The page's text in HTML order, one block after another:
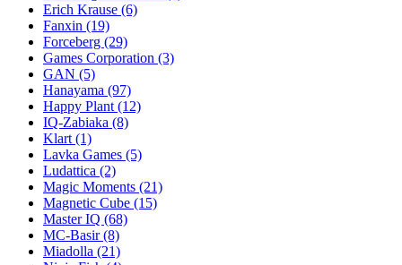
Erich Krause (6)
Fanxin (19)
Forceberg (29)
Games Corporation (3)
GAN (5)
Hanayama (97)
Happy Plant (12)
IQ-Zabiaka (8)
Klart (1)
Lavka Games (5)
Ludattica (2)
Magic Moments (21)
Magnetic Cube (15)
Master IQ (68)
MC-Basir(8)
Miadolla (21)